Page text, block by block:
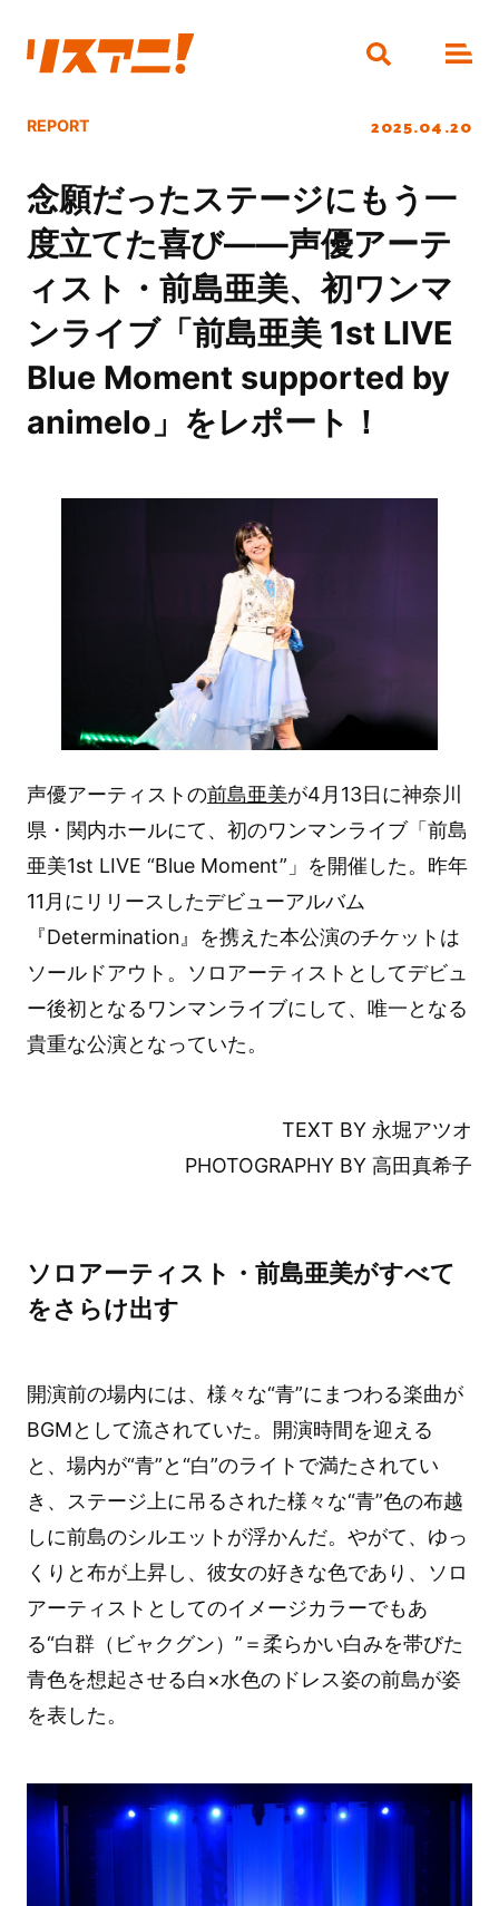
REPORT 2025.04.20
念願だったステージにもう一
度立てた喜び――声優アーテ
ィスト・前島亜美、初ワンマ
ンライブ「前島亜美 1st LIVE
Blue Moment supported by
animelo」をレポート！
声優アーティストの前島亜美が4月13日に神奈川
県・関内ホールにて、初のワンマンライブ「前島
亜美1st LIVE “Blue Moment”」を開催した。昨年
11月にリリースしたデビューアルバム
『Determination』を携えた本公演のチケットは
ソールドアウト。ソロアーティストとしてデビュ
ー後初となるワンマンライブにして、唯一となる
貴重な公演となっていた。
TEXT BY 永堀アツオ
PHOTOGRAPHY BY 高田真希子
ソロアーティスト・前島亜美がすべて
をさらけ出す
開演前の場内には、様々な“青”にまつわる楽曲が
BGMとして流されていた。開演時間を迎える
と、場内が“青”と“白”のライトで満たされてい
き、ステージ上に吊るされた様々な“青”色の布越
しに前島のシルエットが浮かんだ。やがて、ゆっ
くりと布が上昇し、彼女の好きな色であり、ソロ
アーティストとしてのイメージカラーでもあ
る“白群（ビャクグン）”＝柔らかい白みを帯びた
青色を想起させる白×水色のドレス姿の前島が姿
を表した。